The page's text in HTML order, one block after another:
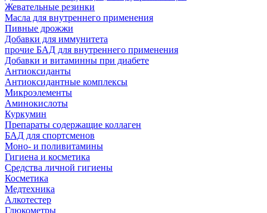
Жевательные резинки
Масла для внутреннего применения
Пивные дрожжи
Добавки для иммунитета
прочие БАД для внутреннего применения
Добавки и витаминны при диабете
Антиоксиданты
Антиоксидантные комплексы
Микроэлементы
Аминокислоты
Куркумин
Препараты содержащие коллаген
БАД для спортсменов
Моно- и поливитамины
Гигиена и косметика
Средства личной гигиены
Косметика
Медтехника
Алкотестер
Глюкометры